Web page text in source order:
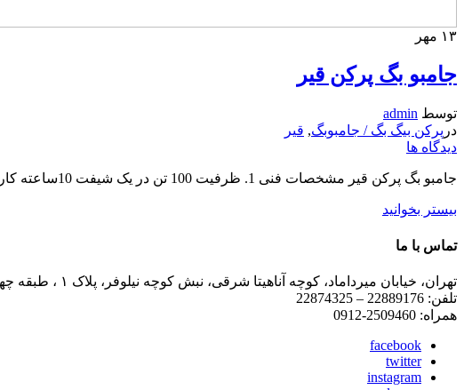
۱۳ مهر
جامبو بگ پرکن قیر
توسط admin
در پرکن بیگ بگ / جامبوبگ, قیر
دیدگاه ها
جامبو بگ پرکن قیر مشخصات فنی 1. ظرفیت 100 تن در یک شیفت 10ساعته کاری 2. سیستم هوشمند توزین و تخلیه قیر داخل کیسه های پلی اتیلن 3. دمای ورودی زیر 110 درجه جهت...
بیستر بخوانید
تماس با ما
تهران، خیابان میرداماد، کوچه آناهیتا شرقی، نبش کوچه نیلوفر، پلاک ۱ ، طبقه چهارم
تلفن: 22889176 – 22874325
همراه: 2509460-0912
facebook
twitter
instagram